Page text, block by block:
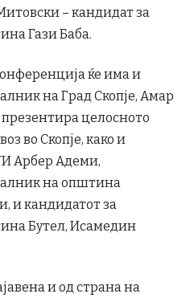
– кандидат за
Гази Баба.
ќе има и
на Град Скопје, Амар
целосното
во Скопје, како и
Арбер Адеми,
на општина
и кандидатот за
Бутел, Исамедин
и од страна на